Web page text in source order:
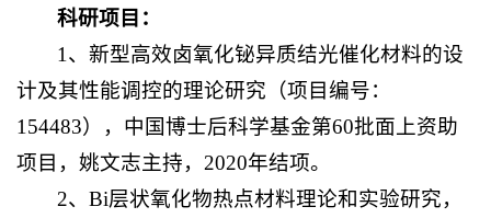
科研项目：
1、新型高效卤氧化铋异质结光催化材料的设
计及其性能调控的理论研究（项目编号：
154483），中国博士后科学基金第60批面上资助
项目，姚文志主持，2020年结项。
2、Bi层状氧化物热点材料理论和实验研究，